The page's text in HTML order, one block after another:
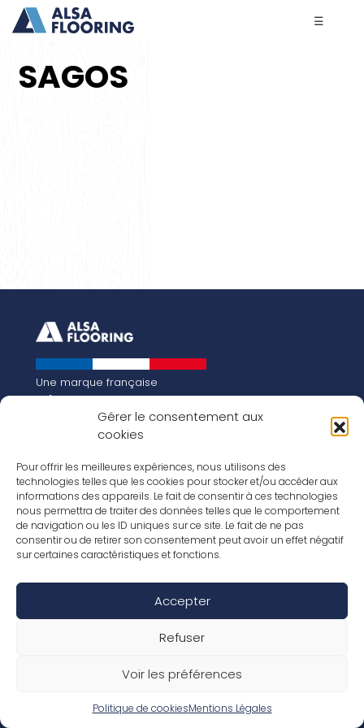
Gérer le consentement aux
cookies
Pour offrir les meilleures expériences, nous utilisons des
technologies telles que les cookies pour stocker et/ou accéder aux
informations des appareils. Le fait de consentir à ces technologies
nous permettra de traiter des données telles que le comportement
de navigation ou les ID uniques sur ce site. Le fait de ne pas
consentir ou de retirer son consentement peut avoir un effet négatif
sur certaines caractéristiques et fonctions.
Accepter
Refuser
Voir les préférences
Politique de cookiesMentions Légales
☰
SAGOS
Une marque française
Qui sommes-nous
Notre histoire
Les chiffres clés
FR
EN
Nos revêtements
Nos Stratifiés
Nos accessoires
Nos parquets
Conditions de garantie
Déclaration de performance
Politique de confidentialité